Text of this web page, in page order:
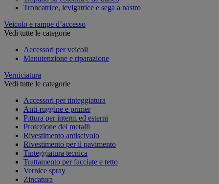
Troncatrice, levigatrice e sega a nastro
Veicolo e rampe d’accesso
Vedi tutte le categorie
Accessori per veicoli
Manutenzione e riparazione
Verniciatura
Vedi tutte le categorie
Accessori per tinteggiatura
Anti-ruggine e primer
Pittura per interni ed esterni
Protezione dei metalli
Rivestimento antiscivolo
Rivestimento per il pavimento
Tinteggiatura tecnica
Trattamento per facciate e tetto
Vernice spray
Zincatura